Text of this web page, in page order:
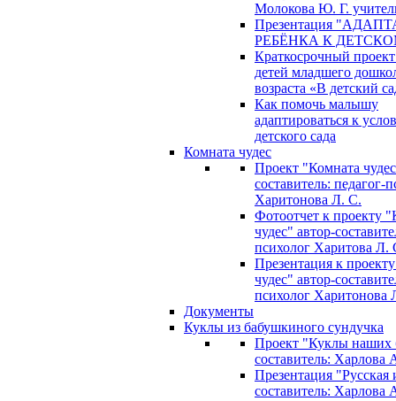
Молокова Ю. Г.
Презентация
РЕБЁНКА К
Краткосрочный
детей младшего
возраста «В детский
Как помочь малышу
адаптироваться к
детского сада
Комната чудес
Проект "Комната
составитель: педагог-
Харитонова Л. С.
Фотоотчет к проекту
чудес" автор-
психолог Харитова Л.
Презентация к
чудес" автор-
психолог Харитонова
Документы
Куклы из бабушкиного сундучка
Проект "Куклы наших
составитель:
Презентация "Русская
составитель: